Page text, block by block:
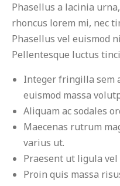
Phasellus a lacinia
rhoncus lorem mi, nec
Phasellus vel euismod
Pellentesque luctus
Integer fringilla sem
euismod massa
Aliquam ac sodales
Maecenas rutrum
varius ut.
Praesent ut ligula
Proin quis massa